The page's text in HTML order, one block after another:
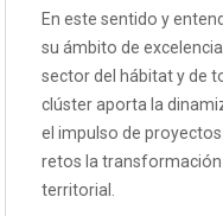
En este sentido y
su ámbito de
sector del hábitat y de
clúster aporta la
el impulso de
retos la transformación
territorial.